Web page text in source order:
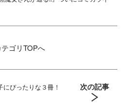
ゴリTOPへ
にぴったりな３冊！
次の記事